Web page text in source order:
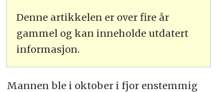
Denne artikkelen er over fire år
gammel og kan inneholde utdatert
informasjon.
Mannen ble i oktober i fjor enstemmig